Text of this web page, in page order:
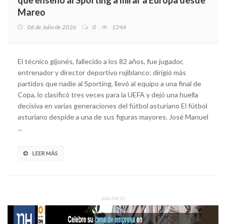
Mareo
06 de Julio de 2026 0 1244
El técnico gijonés, fallecido a los 82 años, fue jugador,
entrenador y director deportivo rojiblanco; dirigió más
partidos que nadie al Sporting, llevó al equipo a una final de
Copa, lo clasificó tres veces para la UEFA y dejó una huella
decisiva en varias generaciones del fútbol asturiano El fútbol
asturiano despide a una de sus figuras mayores. José Manuel
...
LEER MÁS
ANUNCIO